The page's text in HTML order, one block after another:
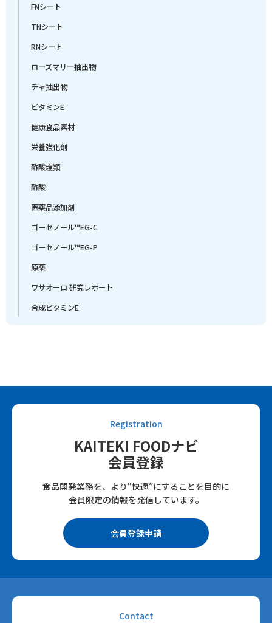
FNシート
TNシート
RNシート
ローズマリー抽出物
チャ抽出物
ビタミンE
健康食品素材
栄養強化剤
酢酸塩類
酢酸
医薬品添加剤
ゴーセノール™EG-C
ゴーセノール™EG-P
原薬
ワサオーロ 研究レポート
合成ビタミンE
Registration
KAITEKI FOODナビ
会員登録
食品開発業務を、より“快適”にすることを目的に
会員限定の情報を発信しています。
会員登録申請
Contact